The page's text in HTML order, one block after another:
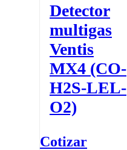
Detector
multigas
Ventis
MX4 (CO-
H2S-LEL-
O2)
Cotizar